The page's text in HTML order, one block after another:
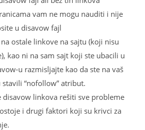
vam ne mogu nauditi i nije
u disavow fajl
ostale linkove na sajtu (koji nisu
kao ni na sam sajt koji ste ubacili u
u razmisljajte kao da ste na vaš
“nofollow” atribut.
disavow linkova rešiti sve probleme
i drugi faktori koji su krivci za